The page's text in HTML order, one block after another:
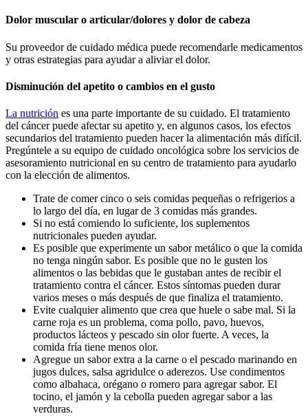
Dolor muscular o articular/dolores y dolor de cabeza
Su proveedor de cuidado médica puede recomendarle medicamentos
y otras estrategias para ayudar a aliviar el dolor.
Disminución del apetito o cambios en el gusto
La nutrición es una parte importante de su cuidado. El tratamiento
del cáncer puede afectar su apetito y, en algunos casos, los efectos
secundarios del tratamiento pueden hacer la alimentación más difícil.
Pregúntele a su equipo de cuidado oncológica sobre los servicios de
asesoramiento nutricional en su centro de tratamiento para ayudarlo
con la elección de alimentos.
Trate de comer cinco o seis comidas pequeñas o refrigerios a
lo largo del día, en lugar de 3 comidas más grandes.
Si no está comiendo lo suficiente, los suplementos
nutricionales pueden ayudar.
Es posible que experimente un sabor metálico o que la comida
no tenga ningún sabor. Es posible que no le gusten los
alimentos o las bebidas que le gustaban antes de recibir el
tratamiento contra el cáncer. Estos síntomas pueden durar
varios meses o más después de que finaliza el tratamiento.
Evite cualquier alimento que crea que huele o sabe mal. Si la
carne roja es un problema, coma pollo, pavo, huevos,
productos lácteos y pescado sin olor fuerte. A veces, la
comida fría tiene menos olor.
Agregue un sabor extra a la carne o el pescado marinando en
jugos dulces, salsa agridulce o aderezos. Use condimentos
como albahaca, orégano o romero para agregar sabor. El
tocino, el jamón y la cebolla pueden agregar sabor a las
verduras.